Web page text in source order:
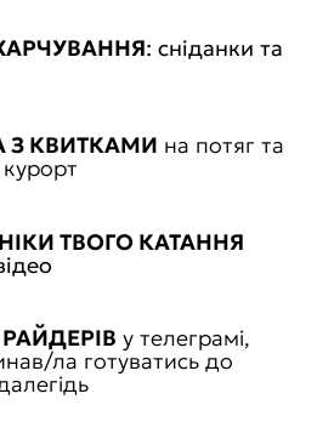
: сніданки та
КВИТКАМИ на потяг та
ТВОГО КАТАННЯ
у телеграмі,
ла готуватись до